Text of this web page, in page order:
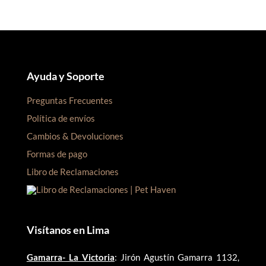
Ayuda y Soporte
Preguntas Frecuentes
Política de envíos
Cambios & Devoluciones
Formas de pago
Libro de Reclamaciones
Visítanos en Lima
Gamarra- La Victoria: Jirón Agustín Gamarra 1132,